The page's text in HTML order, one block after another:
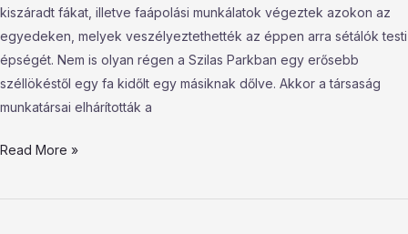
kiszáradt fákat, illetve faápolási munkálatok végeztek azokon az
egyedeken, melyek veszélyeztethették az éppen arra sétálók testi
épségét. Nem is olyan régen a Szilas Parkban egy erősebb
széllökéstől egy fa kidőlt egy másiknak dőlve. Akkor a társaság
munkatársai elhárították a
Read More »